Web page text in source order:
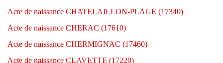
Acte de naissance CHATELAILLON-PLAGE (17340)
Acte de naissance CHERAC (17610)
Acte de naissance CHERMIGNAC (17460)
Acte de naissance CLAVETTE (17220)